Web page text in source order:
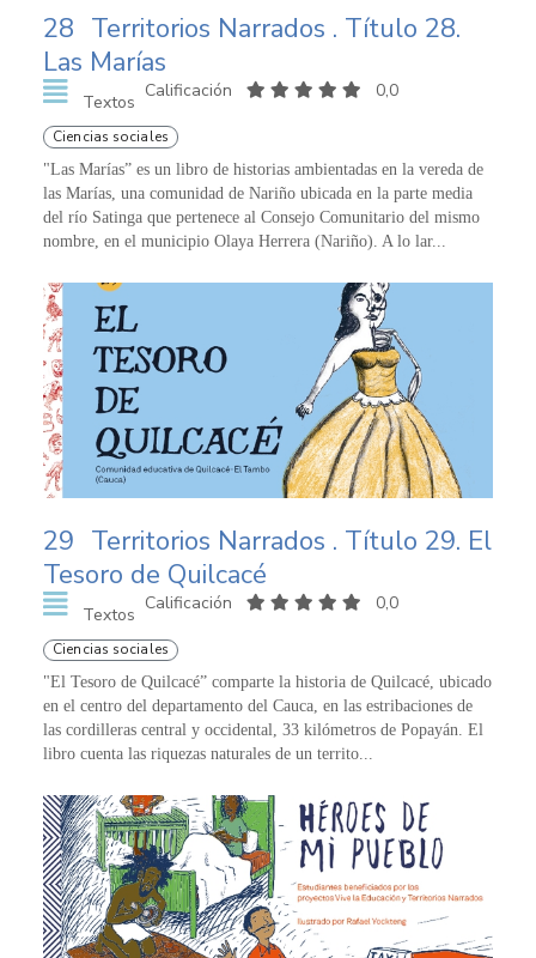
28 Territorios Narrados . Título 28.
Las Marías
Textos
Calificación 0,0
Ciencias sociales
"Las Marías” es un libro de historias ambientadas en la vereda de
las Marías, una comunidad de Nariño ubicada en la parte media
del río Satinga que pertenece al Consejo Comunitario del mismo
nombre, en el municipio Olaya Herrera (Nariño). A lo lar...
29 Territorios Narrados . Título 29. El
Tesoro de Quilcacé
Textos
Calificación 0,0
Ciencias sociales
"El Tesoro de Quilcacé” comparte la historia de Quilcacé, ubicado
en el centro del departamento del Cauca, en las estribaciones de
las cordilleras central y occidental, 33 kilómetros de Popayán. El
libro cuenta las riquezas naturales de un territo...